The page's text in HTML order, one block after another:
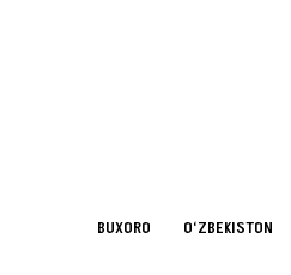
BUXORO O‘ZBEKISTON